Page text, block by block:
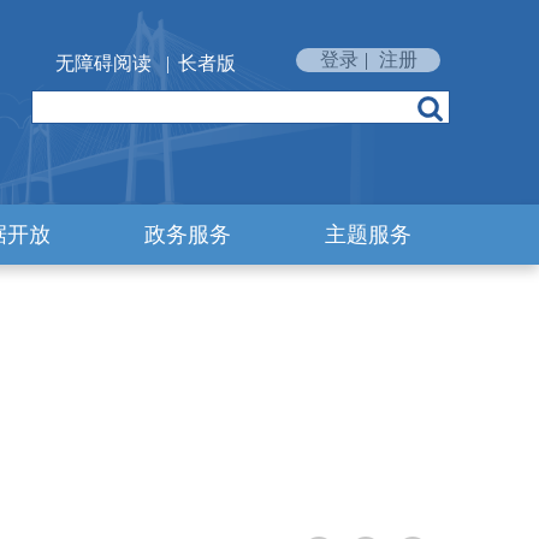
无障碍阅读 | 长者版 登录 | 注册
开放 政务服务 主题服务